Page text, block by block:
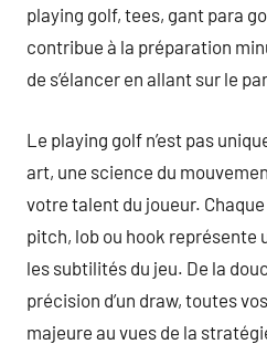
playing golf, tees, gant para
contribue à la préparation
de s’élancer en allant sur le
Le playing golf n’est pas
art, une science du
votre talent du joueur.
pitch, lob ou hook représente
les subtilités du jeu. De la
précision d’un draw, toutes
majeure au vues de la